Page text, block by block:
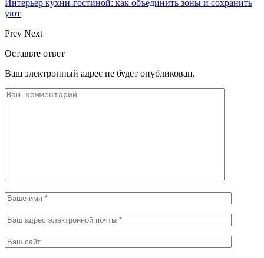
Интерьер кухни-гостиной: как объединить зоны и сохранить
уют
Prev Next
Оставьте ответ
Ваш электронный адрес не будет опубликован.